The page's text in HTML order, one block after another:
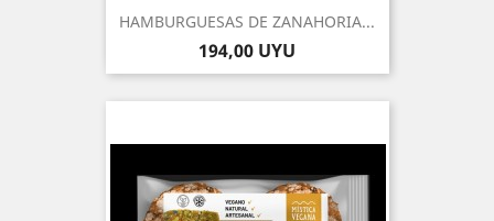
HAMBURGUESAS DE ZANAHORIA...
Precio
194,00 UYU